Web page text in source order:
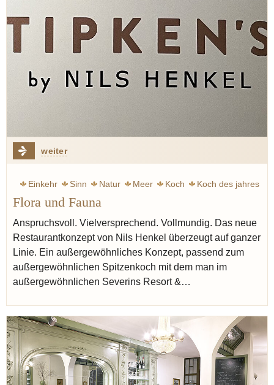
weiter
Einkehr Sinn Natur Meer Koch
Koch des jahres
Flora und Fauna
Anspruchsvoll. Vielversprechend. Vollmundig. Das neue
Restaurantkonzept von Nils Henkel überzeugt auf ganzer
Linie. Ein außergewöhnliches Konzept, passend zum
außergewöhnlichen Spitzenkoch mit dem man im
außergewöhnlichen Severins Resort &…